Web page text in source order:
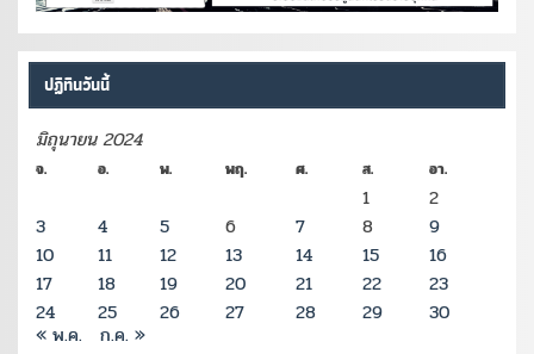
ปฏิทินวันนี้
มิถุนายน 2024
จ. อ. พ. พฤ. ศ. ส. อา.
1
2
3
4 5 6 7 8
9
10
11 12 13 14 15
16
17
18 19 20 21 22
23
24
25 26 27 28 29 30
« พ.ค. ก.ค. »